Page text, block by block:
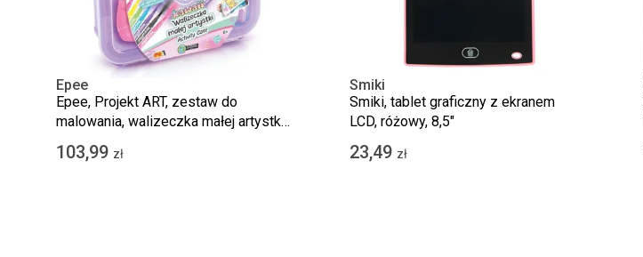
Epee
Epee, Projekt ART, zestaw do
malowania, walizeczka małej artystki
z aerografem
103,99 zł
Smiki
Smiki, tablet graficzny z ekranem
LCD, różowy, 8,5"
23,49 zł